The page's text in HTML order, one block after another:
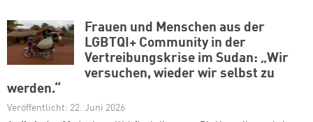
Frauen und Menschen aus der
LGBTQI+ Community in der
Vertreibungskrise im Sudan: „Wir
versuchen, wieder wir selbst zu
werden.“
Veröffentlicht: 22. Juni 2026